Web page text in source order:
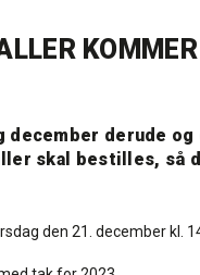
december derude
skal bestilles, så
den 21. december kl.